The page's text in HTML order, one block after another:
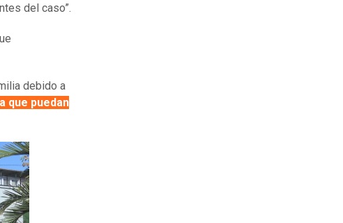
del caso”.
debido a
que puedan